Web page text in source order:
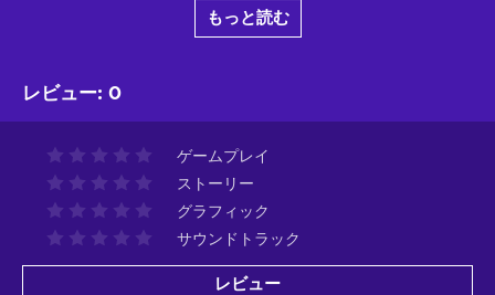
もっと読む
レビュー: 0
ゲームプレイ
ストーリー
グラフィック
サウンドトラック
レビュー